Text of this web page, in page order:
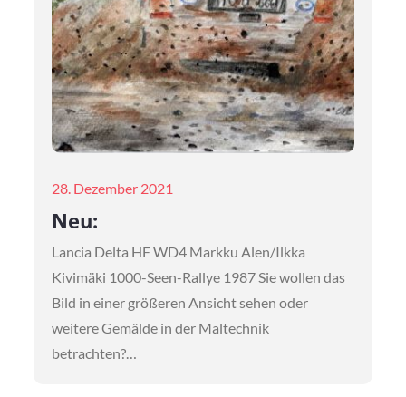
Posted
on
28. Dezember 2021
Neu:
Lancia Delta HF WD4 Markku Alen/Ilkka
Kivimäki 1000-Seen-Rallye 1987 Sie wollen das
Bild in einer größeren Ansicht sehen oder
weitere Gemälde in der Maltechnik
betrachten?…